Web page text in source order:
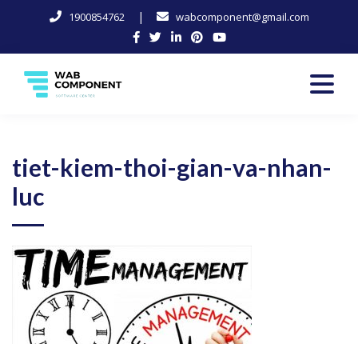
1900854762 | wabcomponent@gmail.com
content
tiet-kiem-thoi-gian-va-nhan-
luc